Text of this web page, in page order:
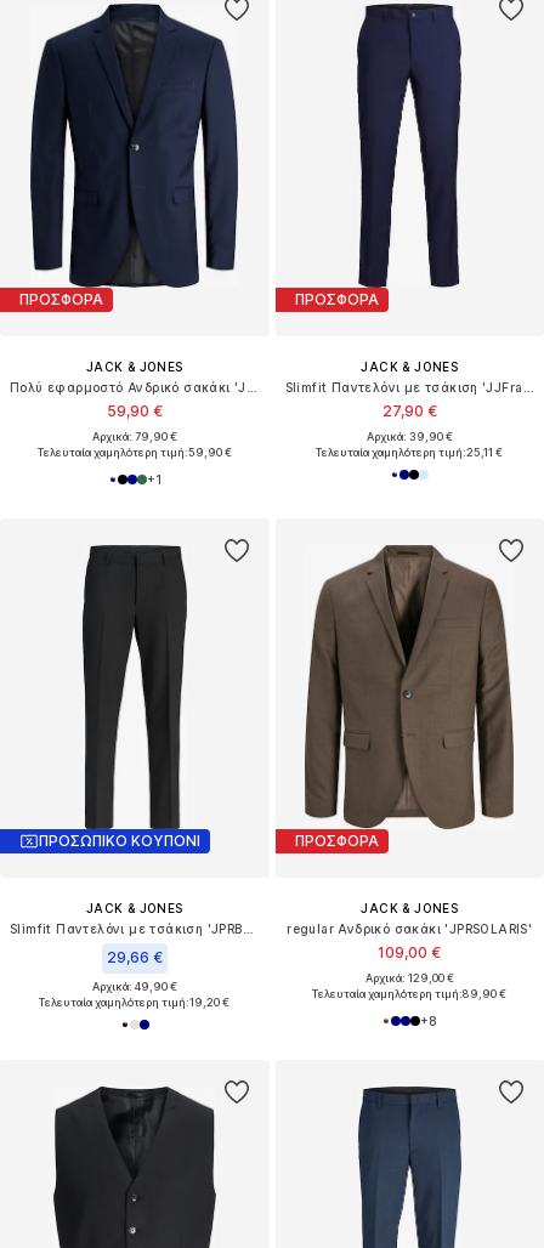
ΠΡΟΣΦΟΡΑ
JACK & JONES
59,90 €
Αρχικά: 79,90 €
Τελευταία χαμηλότερη τιμή:59,90 €
+1
ΠΡΟΣΦΟΡΑ
JACK & JONES
27,90 €
Αρχικά: 39,90 €
Τελευταία χαμηλότερη τιμή:25,11 €
ΠΡΟΣΩΠΙΚΟ ΚΟΥΠΟΝΙ
JACK & JONES
29,66 €
Αρχικά: 49,90 €
Τελευταία χαμηλότερη τιμή:19,20 €
ΠΡΟΣΦΟΡΑ
JACK & JONES
regular Ανδρικό σακάκι 'JPRSOLARIS'
109,00 €
Αρχικά: 129,00 €
Τελευταία χαμηλότερη τιμή:89,90 €
+8